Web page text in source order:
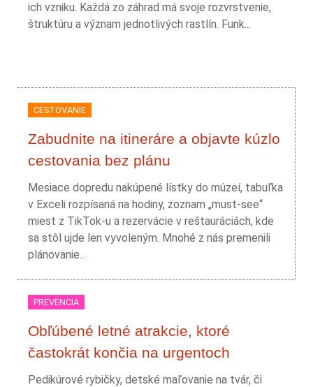
ich vzniku. Každá zo záhrad má svoje rozvrstvenie,
štruktúru a význam jednotlivých rastlín. Funk...
CESTOVANIE
Zabudnite na itineráre a objavte kúzlo
cestovania bez plánu
Mesiace dopredu nakúpené lístky do múzeí, tabuľka
v Exceli rozpísaná na hodiny, zoznam „must-see“
miest z TikTok-u a rezervácie v reštauráciách, kde
sa stôl ujde len vyvoleným. Mnohé z nás premenili
plánovanie...
PREVENCIA
Obľúbené letné atrakcie, ktoré
častokrát končia na urgentoch
Pedikúrové rybičky, detské maľovanie na tvár, či